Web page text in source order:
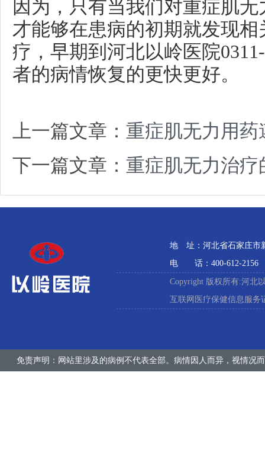
因为，只有当我们对重症肌
才能够在患病的初期就发现
疗，早期到河北以岭医院
者的病情恢复的更快更好。
上一篇文章： 重症肌无力用药
下一篇文章： 重症肌无力治疗
地 址：河北省石家庄市
电 话：400-612-2156
Copyright 版权所有:河北
互联网医疗保健信息服务
免责声明：网站里涉及的病例不代表全部。病情因人而异，视情况